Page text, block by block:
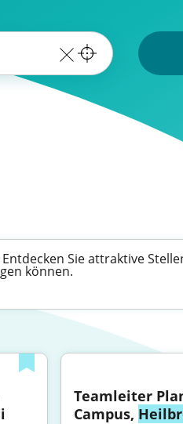
Sie attraktive
können.
Teamleiter
Campus,